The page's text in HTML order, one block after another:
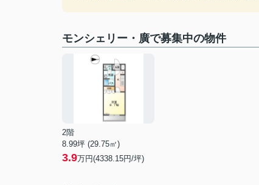
モンシェリー・廣で募集中の物件
2階
8.99坪 (29.75㎡)
3.9万円(4338.15円/坪)